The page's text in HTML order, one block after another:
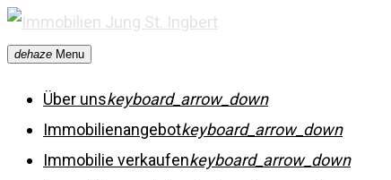
Skip
todehaze Menu
Über unskeyboard_arrow_down
Immobilienangebotkeyboard_arrow_down
Immobilie verkaufenkeyboard_arrow_down